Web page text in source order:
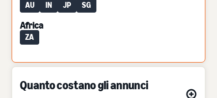
AU IN JP SG
Africa
ZA
Quanto costano gli annunci